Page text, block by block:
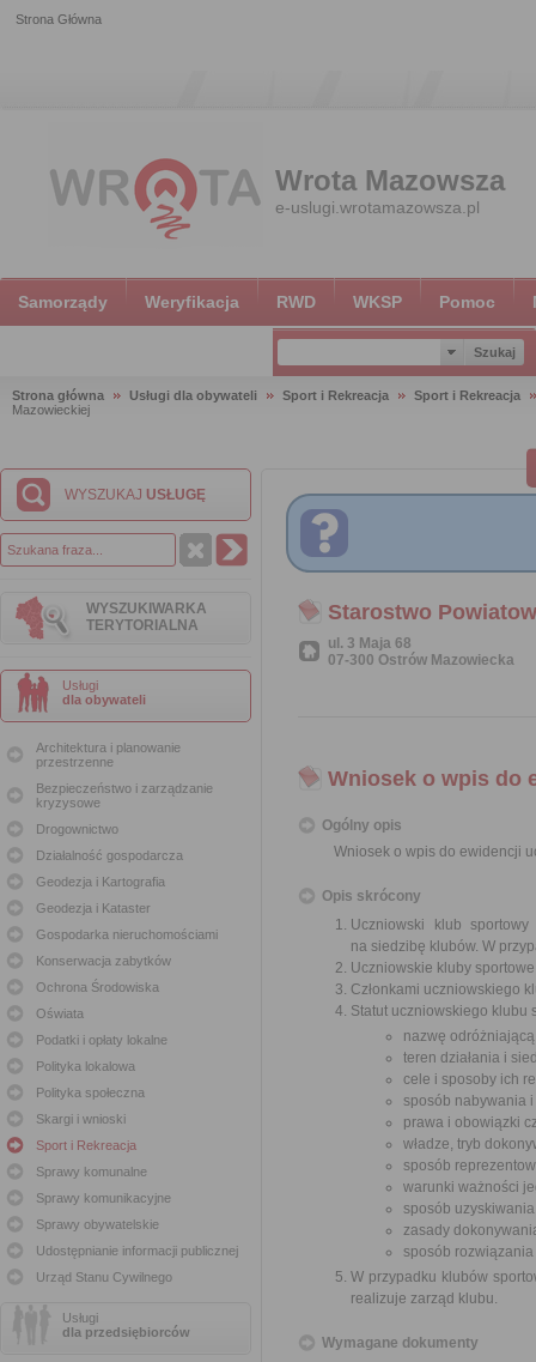
Strona Główna
Wrota Mazowsza
e-uslugi.wrotamazowsza.pl
Samorządy Weryfikacja RWD WKSP Pomoc
Strona główna Usługi dla obywateli Sport i Rekreacja
Sport i Rekreacja
Mazowieckiej
WYSZUKAJ USŁUGĘ
WYSZUKIWARKA
TERYTORIALNA
Usługi
dla obywateli
Architektura i planowanie
przestrzenne
Bezpieczeństwo i zarządzanie
kryzysowe
Drogownictwo
Działalność gospodarcza
Geodezja i Kartografia
Geodezja i Kataster
Gospodarka nieruchomościami
Konserwacja zabytków
Ochrona Środowiska
Oświata
Podatki i opłaty lokalne
Polityka lokalowa
Polityka społeczna
Skargi i wnioski
Sport i Rekreacja
Sprawy komunalne
Sprawy komunikacyjne
Sprawy obywatelskie
Udostępnianie informacji publicznej
Urząd Stanu Cywilnego
Usługi
dla przedsiębiorców
Starostwo
ul. 3 Maja 68
07-300 Ostrów Mazowiecka
Wniosek o wpis do
Ogólny opis
Wniosek o wpis do ewidencji
Opis skrócony
Uczniowski klub
na siedzibę klubów. W
Uczniowskie kluby
Członkami uczniowskiego
Statut uczniowskiego klubu
nazwę
teren działania i
cele i sposoby ich
sposób nabywania i
prawa i obowiązki
władze, tryb
sposób
warunki ważności
sposób
zasady
sposób
W przypadku klubów
realizuje zarząd klubu.
Wymagane dokumenty